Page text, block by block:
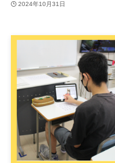
2024年10月31日